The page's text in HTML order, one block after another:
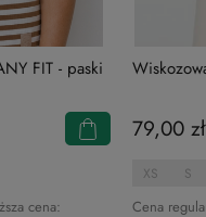
FIT - paski
cena:
79,00 zł
Cena
XS S